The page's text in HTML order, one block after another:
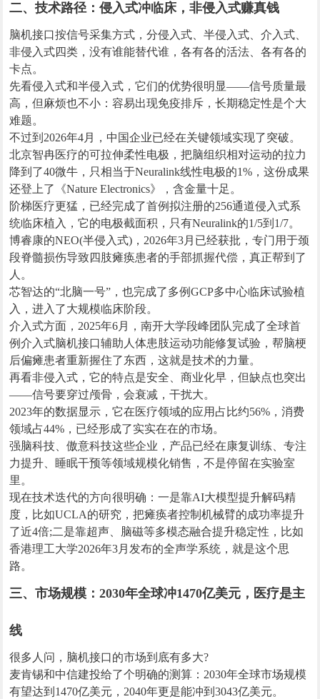
二、技术路径：侵入式冲临床，非侵入式赚真钱
脑机接口按信号采集方式，分侵入式、半侵入式、介入式、
非侵入式四类，没有谁能替代谁，各有各的活法、各有各的
卡点。
先看侵入式和半侵入式，它们的优势很明显——信号质量最
高，但麻烦也不小：容易出现免疫排斥，长期稳定性是个大
难题。
不过到2026年4月，中国企业已经在关键领域实现了突破。
北京智冉医疗的可拉伸柔性电极，把脑组织相对运动的拉力
降到了40微牛，只相当于Neuralink线性电极的1%，这份成果
还登上了《Nature Electronics》，含金量十足。
阶梯医疗更猛，已经完成了首例拟注册的256通道侵入式系
统临床植入，它的电极截面积，只有Neuralink的1/5到1/7。
博睿康的NEO(半侵入式)，2026年3月已经获批，专门用于颈
段脊髓损伤导致四肢瘫痪患者的手部抓握代偿，真正帮到了
人。
芯智达的“北脑一号”，也完成了多例GCP多中心临床试验植
入，进入了大规模临床阶段。
介入式方面，2025年6月，南开大学段峰团队完成了全球首
例介入式脑机接口辅助人体患肢运动功能修复试验，帮脑梗
后偏瘫患者重新握住了东西，这就是技术的力量。
再看非侵入式，它的特点是安全、商业化早，但缺点也突出
——信号要穿过颅骨，会衰减，干扰大。
2023年的数据显示，它在医疗领域的应用占比约56%，消费
领域占44%，已经形成了实实在在的市场。
强脑科技、傲意科技这些企业，产品已经在康复训练、专注
力提升、睡眠干预等领域规模化销售，不是停留在实验室
里。
现在技术迭代的方向很明确：一是靠AI大模型提升解码精
度，比如UCLA的研究，把瘫痪者控制机械臂的成功率提升
了近4倍;二是靠超声、脑磁等多模态融合提升稳定性，比如
香港理工大学2026年3月发布的全声学系统，就是这个思
路。
三、市场规模：2030年全球冲1470亿美元，医疗是主
线
很多人问，脑机接口的市场到底有多大?
麦肯锡和中信建投给了个明确的测算：2030年全球市场规模
有望达到1470亿美元，2040年更是能冲到3043亿美元。